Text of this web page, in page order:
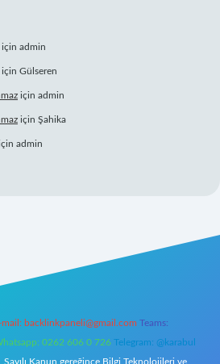
için admin
için Gülseren
için admin
için Şahika
admin
mail: backlinkpaneli@gmail.com Teams:
0262 606 0 726 Telegram: @karabul
Kanun gereğince Bilgi Teknolojileri ve